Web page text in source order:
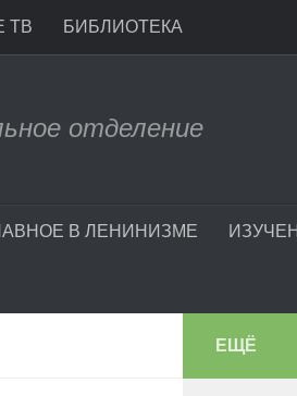
ТВ БИБЛИОТЕКА
отделение
В ЛЕНИНИЗМЕ
ЕЩЁ